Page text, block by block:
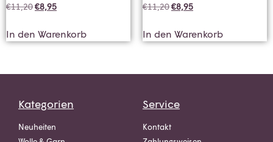
€11,20€8,95
In den Warenkorb
€11,20€8,95
In den Warenkorb
Kategorien
Neuheiten
Service
Kontakt